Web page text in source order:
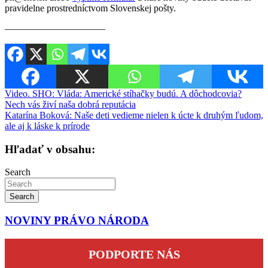
pravidelne prostredníctvom Slovenskej pošty.
————————–——
Navigácia
v
článku
Video. SHO: Vláda: Americké stíhačky budú. A dôchodcovia?
Nech vás živí naša dobrá reputácia
Katarína Boková: Naše deti vedieme nielen k úcte k druhým ľudom,
ale aj k láske k prírode
Hľadať v obsahu:
Search
Search
NOVINY PRÁVO NÁRODA
PODPORTE NÁS